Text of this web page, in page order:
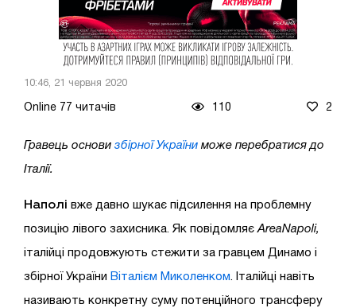
10:46, 21 червня 2020
Online 77 читачів 110 2
Гравець основи збірної України може перебратися до
Італії.
Наполі вже давно шукає підсилення на проблемну
позицію лівого захисника. Як повідомляє AreaNapoli,
італійці продовжують стежити за гравцем Динамо і
збірної України Віталієм Миколенком . Італійці навіть
називають конкретну суму потенційного трансферу